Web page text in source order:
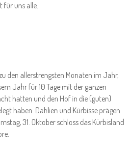
für uns alle.
den allerstrengsten Monaten im Jahr,
Jahr für 10 Tage mit der ganzen
hatten und den Hof in die (guten)
haben. Dahlien und Kürbisse prägen
31. Oktober schloss das Kürbisland